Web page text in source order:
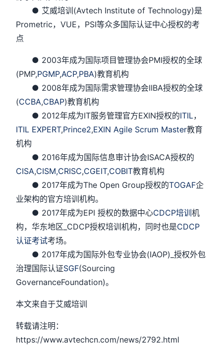
● 艾威培训(Avtech Institute of Technology)是
Prometric，VUE，PSI等众多国际认证中心授权的考
点
● 2003年成为国际项目管理协会PMI授权的全球
(PMP,PGMP,ACP,PBA)教育机构
● 2008年成为国际需求管理协会IIBA授权的全球
(CCBA,CBAP)教育机构
● 2012年成为IT服务管理官方EXIN授权的ITIL，
ITIL EXPERT,Prince2,EXIN Agile Scrum Master教育
机构
● 2016年成为国际信息审计协会ISACA授权的
CISA,CISM,CRISC,CGEIT,COBIT教育机构
● 2017年成为The Open Group授权的TOGAF企
业架构的官方培训机构。
● 2017年成为EPI 授权的数据中心CDCP培训机
构，华东地区_CDCP授权培训机构，同时也是CDCP
认证考试考场。
● 2017年成为国际外包专业协会(IAOP)_授权外包
治理国际认证SGF(Sourcing
GovernanceFoundation)。
本文来自于艾威培训
转载请注明：
https://www.avtechcn.com/news/2792.html